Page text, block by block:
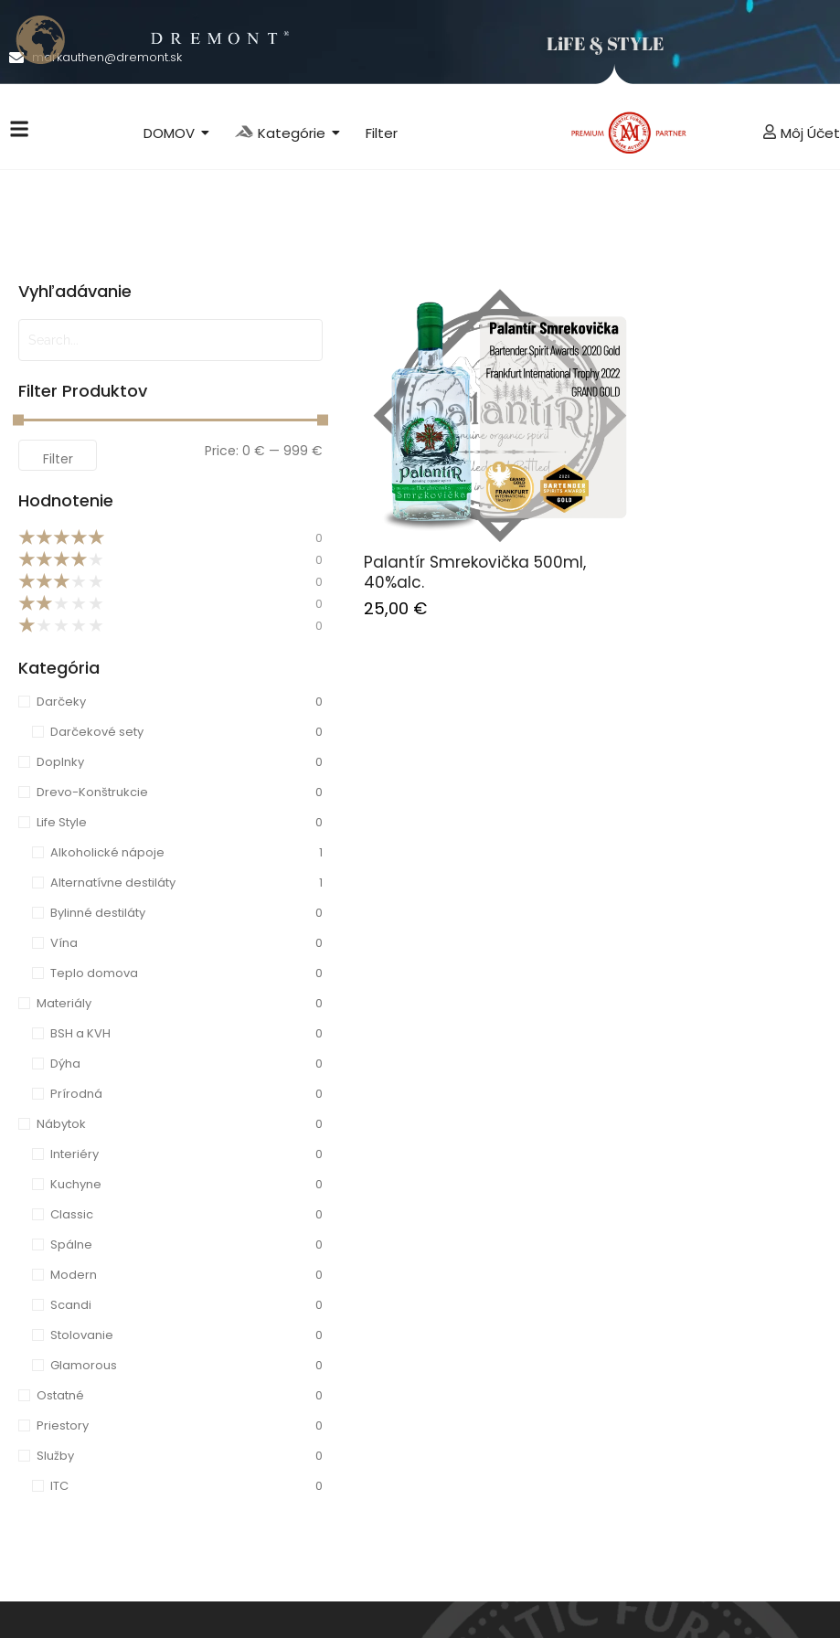
markauthen@dremont.sk
LiFE & STYLE
DOMOV Kategórie Filter Môj Účet
Vyhľadávanie
Filter Produktov
Filter Price:0 € —999 €
Hodnotenie
★★★★★ 0
★★★★ 0
★★★ 0
★★ 0
★ 0
Kategória
Darčeky
0
Darčekové sety
0
Doplnky
0
Drevo-Konštrukcie
0
Life Style
0
Alkoholické nápoje
1
Alternatívne destiláty
1
Bylinné destiláty
0
Vína
0
Teplo domova
0
Materiály
0
BSH a KVH
0
Dýha
0
Prírodná
0
Nábytok
0
Interiéry
0
Kuchyne
0
Classic
0
Spálne
0
Modern
0
Scandi
0
Stolovanie
0
Glamorous
0
Ostatné
0
Priestory
0
Služby
0
ITC
0
Kúpiť od výrobcu
Palantír Smrekovička 500ml,
40%alc.
25,00 €